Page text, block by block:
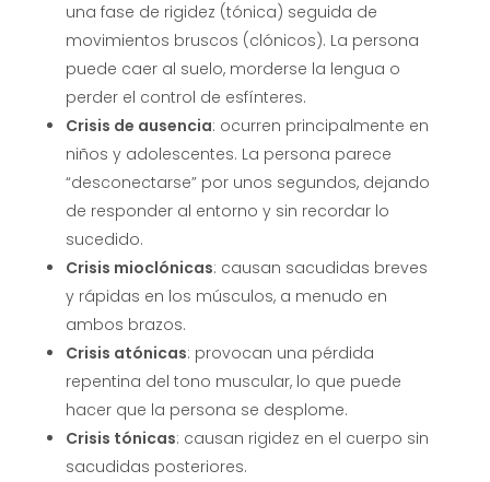
una fase de rigidez (tónica) seguida de
movimientos bruscos (clónicos). La persona
puede caer al suelo, morderse la lengua o
perder el control de esfínteres.
Crisis de ausencia: ocurren principalmente en
niños y adolescentes. La persona parece
“desconectarse” por unos segundos, dejando
de responder al entorno y sin recordar lo
sucedido.
Crisis mioclónicas: causan sacudidas breves
y rápidas en los músculos, a menudo en
ambos brazos.
Crisis atónicas: provocan una pérdida
repentina del tono muscular, lo que puede
hacer que la persona se desplome.
Crisis tónicas: causan rigidez en el cuerpo sin
sacudidas posteriores.